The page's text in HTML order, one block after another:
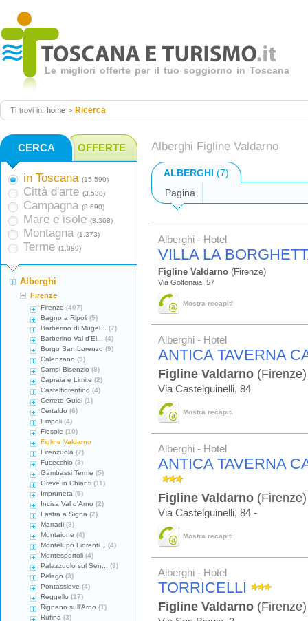
Le migliori offerte per il tuo soggiorno in Toscana
Ti trovi in: home > Ricerca
Alberghi Figline Valdarno
ALBERGHI (7)
Pagina
Alberghi - Hotel
VILLA LA
Figline Valdarno (Firenze)
Via Golfonaia, 57
Mostra recapiti
Alberghi - Hotel
ANTICA TAVERNA
Figline Valdarno (Firenze)
Via Castelguinelli, 84
Mostra recapiti
Alberghi - Hotel
ANTICA TAVERNA
Figline Valdarno (Firenze)
Via Castelguinelli, 84 -
Mostra recapiti
Alberghi - Hotel
TORRICELLI
Figline Valdarno (Firenze)
CERCA OFFERTE
in Toscana (15.590)
Città d'arte (3.538)
Campagna (8.690)
Mare e isole (3.368)
Montagna (1.373)
Terme (1.089)
Alberghi
Firenze
Firenze (407)
Bagno a Ripoli (5)
Barberino di Mugel...
(7)
Barberino Val d'El...
(4)
Borgo San Lorenzo (9)
Calenzano (9)
Campi Bisenzio (8)
Capraia e Limite (2)
Castelfiorentino (4)
Cerreto Guidi (1)
Certaldo (6)
Empoli (4)
Fiesole (10)
Figline Valdarno
Firenzuola (7)
Fucecchio (3)
Gambassi Terme (5)
Greve in Chianti (11)
Impruneta (5)
Incisa Val d'Arno (2)
Lastra a Signa (2)
Marradi (3)
Montaione (4)
Montelupo Fiorenti...
(4)
Montespertoli (4)
Palazzuolo sul Sen...
(3)
Pelago (3)
Pontassieve (4)
Reggello (17)
Rignano sull'Arno (1)
Rufina (3)